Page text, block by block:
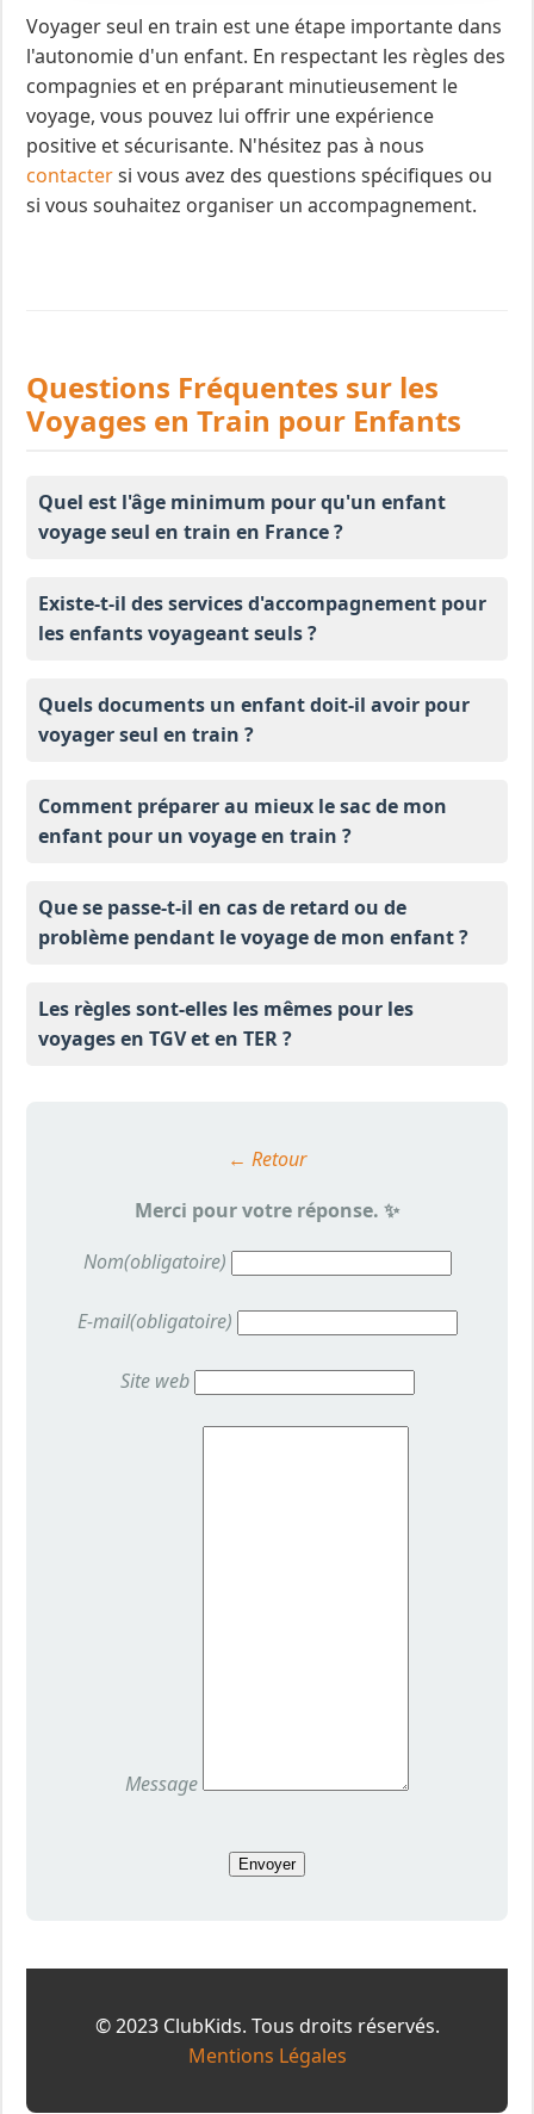
Voyager seul en train est une étape importante dans
l'autonomie d'un enfant. En respectant les règles des
compagnies et en préparant minutieusement le
voyage, vous pouvez lui offrir une expérience
positive et sécurisante. N'hésitez pas à nous
contactersi vous avez des questions spécifiques ou
si vous souhaitez organiser un accompagnement.
Questions Fréquentes sur les
Voyages en Train pour Enfants
Quel est l'âge minimum pour qu'un enfant
voyage seul en train en France ?
Existe-t-il des services d'accompagnement pour
les enfants voyageant seuls ?
Quels documents un enfant doit-il avoir pour
voyager seul en train ?
Comment préparer au mieux le sac de mon
enfant pour un voyage en train ?
Que se passe-t-il en cas de retard ou de
problème pendant le voyage de mon enfant ?
Les règles sont-elles les mêmes pour les
voyages en TGV et en TER ?
← Retour
Merci pour votre réponse. ✨
Nom(obligatoire)
E-mail(obligatoire)
Site web
Message
Envoyer
© 2023 ClubKids. Tous droits réservés.
Mentions Légales